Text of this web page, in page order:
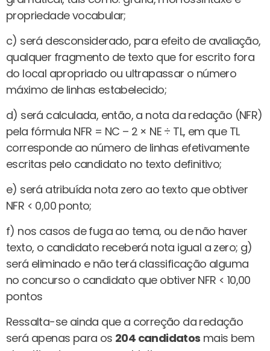
propriedade vocabular;
c) será desconsiderado, para efeito de avaliação,
qualquer fragmento de texto que for escrito fora
do local apropriado ou ultrapassar o número
máximo de linhas estabelecido;
d) será calculada, então, a nota da redação (NFR)
pela fórmula NFR = NC – 2 × NE ÷ TL, em que TL
corresponde ao número de linhas efetivamente
escritas pelo candidato no texto definitivo;
e) será atribuída nota zero ao texto que obtiver
NFR < 0,00 ponto;
f) nos casos de fuga ao tema, ou de não haver
texto, o candidato receberá nota igual a zero; g)
será eliminado e não terá classificação alguma
no concurso o candidato que obtiver NFR < 10,00
pontos
Ressalta-se ainda que a correção da redação
será apenas para os 204 candidatos mais bem